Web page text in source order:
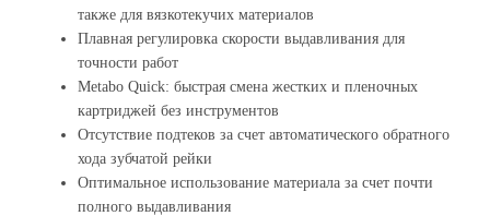
также для вязкотекучих материалов
Плавная регулировка скорости выдавливания для
точности работ
Metabo Quick: быстрая смена жестких и пленочных
картриджей без инструментов
Отсутствие подтеков за счет автоматического обратного
хода зубчатой рейки
Оптимальное использование материала за счет почти
полного выдавливания